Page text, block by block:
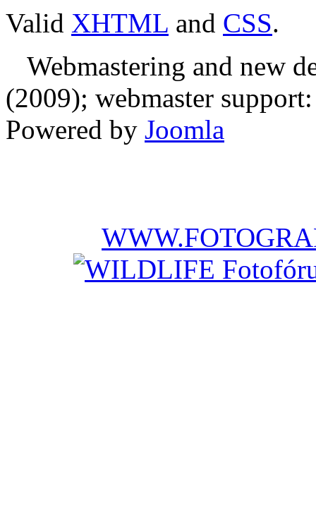
Valid XHTML and CSS.
Webmastering and new
(2009); webmaster
Powered by Joomla